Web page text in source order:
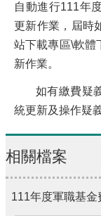
自動進行111年
更新作業，屆時
站下載專區\軟體
新作業。
如有繳費疑義
統更新及操作疑
相關檔案
111年度軍職基